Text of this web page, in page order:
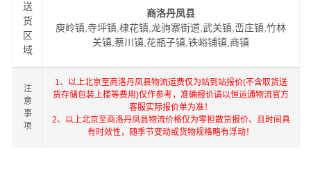
送
货
区
域
商洛丹凤县
庾岭镇,寺坪镇,棣花镇,龙驹寨街道,武关镇,峦庄镇,竹林
关镇,蔡川镇,花瓶子镇,铁峪铺镇,商镇
注
意
事
项
1、以上北京至商洛丹凤县物流运费仅为站到站报价(不含取货送
货存储包装上楼等费用)仅作参考，准确报价请以恒运通物流官方
客服实际报价单为准！
2、以上北京至商洛丹凤县物流价格仅为零担散货报价、且时间具
有时效性，随季节变动或货物规格略有浮动！